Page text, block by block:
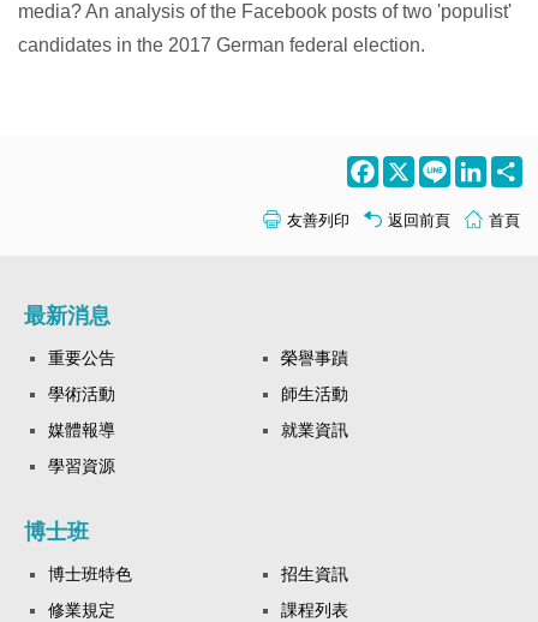
media? An analysis of the Facebook posts of two 'populist'
candidates in the 2017 German federal election.
Facebook
X Line
友善列印 返回前頁 首頁
最新消息
重要公告
榮譽事蹟
學術活動
師生活動
媒體報導
就業資訊
學習資源
博士班
博士班特色
招生資訊
修業規定
課程列表